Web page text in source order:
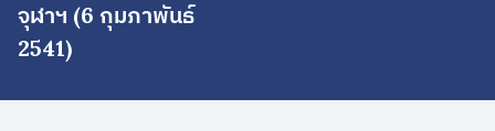
จุฬาฯ (6 กุมภาพันธ์
2541)